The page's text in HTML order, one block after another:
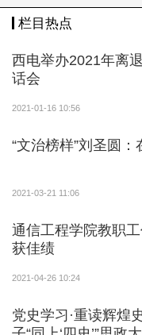
栏目热点
西电举办2021年离
话会
2021-01-16 10:56
“文治榜样”刘圣圆
2021-03-21 11:06
通信工程学院教职
获佳绩
2021-04-26 10:24
党史学习·重读辉煌